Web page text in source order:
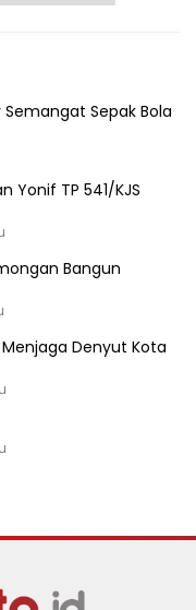
Semangat Sepak Bola
Yonif TP 541/KJS
Bangun
Denyut Kota